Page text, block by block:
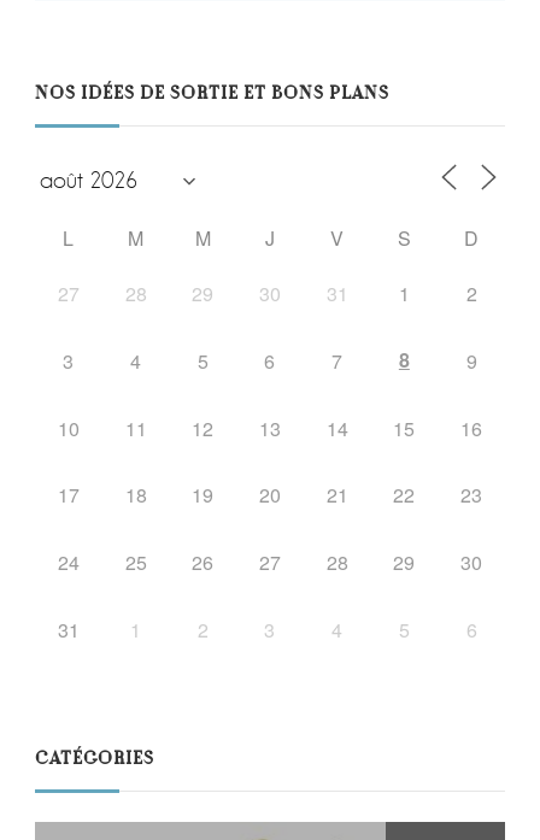
NOS IDÉES DE SORTIE ET BONS PLANS
L M M J V S
D
27
28 29 30 31 1 2
3 4 5 6 7 8 9
10 11 12 13 14 15 16
17 18 19 20 21 22 23
24 25 26 27 28 29 30
31 1 2 3 4 5 6
CATÉGORIES